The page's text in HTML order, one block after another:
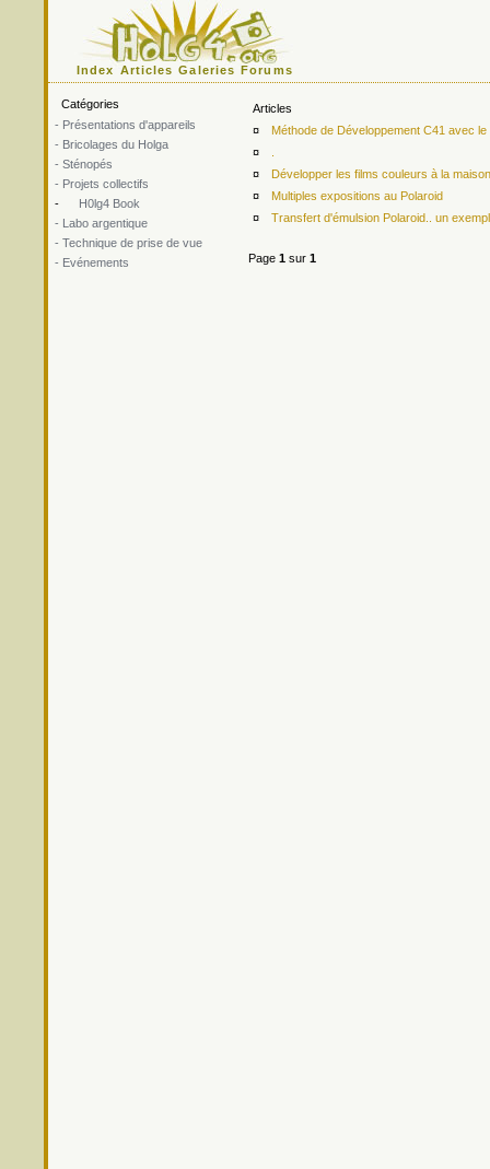
Index Articles Galeries Forums
Catégories
- Présentations d'appareils
- Bricolages du Holga
- Sténopés
- Projets collectifs
-
H0lg4 Book
- Labo argentique
- Technique de prise de vue
- Evénements
Articles
¤
Méthode de Développement C41 avec
¤
¤
Développer les films couleurs à la
¤
Multiples expositions au Polaroid
¤
Transfert d'émulsion Polaroid.. un
Page 1 sur 1